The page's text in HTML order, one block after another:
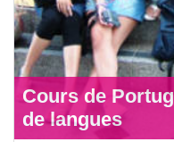
Cours de
de langues